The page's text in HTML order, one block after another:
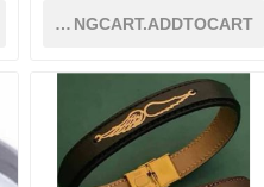
SHOPPINGCART.ADDTOCART